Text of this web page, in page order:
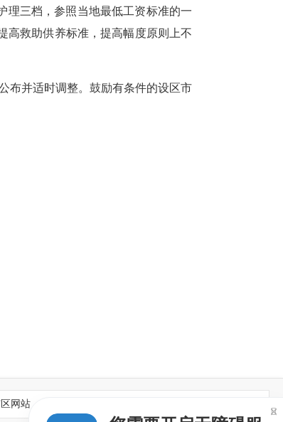
理三档，参照当地最低工资标准的一
高救助供养标准，提高幅度原则上不
并适时调整。鼓励有条件的设区市
网站
